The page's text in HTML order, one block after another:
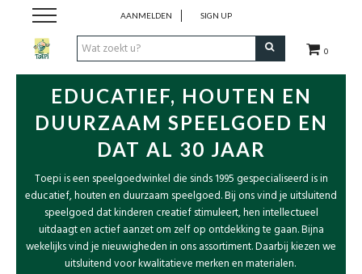
0
AANMELDEN SIGN UP
Creatief
Babyspeelgoed
Knuffels & Poppen
Boeken
EDUCATIEF, HOUTEN EN
DUURZAAM SPEELGOED EN
DAT AL 30 JAAR
Toepi is een speelgoedwinkel die sinds 1995 gespecialiseerd is in
educatief, houten en duurzaam speelgoed. Bij ons vind je uitsluitend
speelgoed dat kinderen creatief stimuleert, hen intellectueel
uitdaagt en actief aanzet om zelf op ontdekking te gaan. Bijna
wekelijks vind je nieuwigheden in ons assortiment. Daarbij kiezen we
uitsluitend voor kwalitatieve merken en materialen.